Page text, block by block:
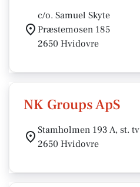
c/o. Samuel Skyte
Præstemosen 185
2650 Hvidovre
NK Groups ApS
Stamholmen 193 A, st. tv
2650 Hvidovre